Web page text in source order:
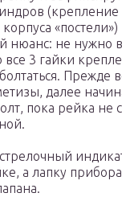
(крепление
«постели»)
нюанс: не нужно
все 3 гайки
Прежде
далее
пока рейка не
а лапку